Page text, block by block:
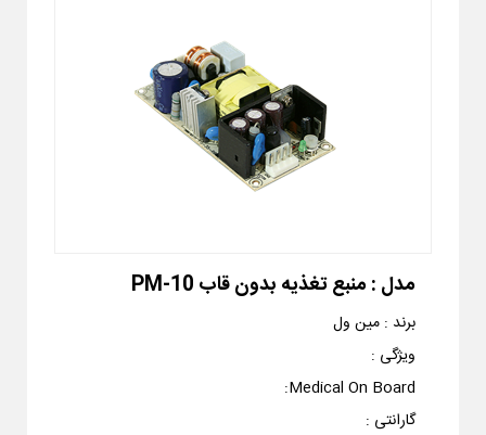
مدل : منبع تغذیه بدون قاب PM-10
برند : مین ول
ویژگی :
Medical On Board
:
گارانتی :